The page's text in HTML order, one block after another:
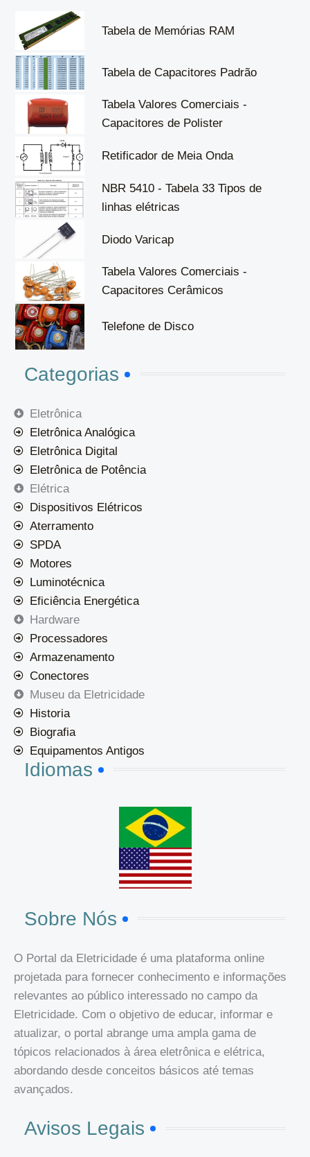
Tabela de Memórias RAM
Tabela de Capacitores Padrão
Tabela Valores Comerciais -
Capacitores de Polister
Retificador de Meia Onda
NBR 5410 - Tabela 33 Tipos de
linhas elétricas
Diodo Varicap
Tabela Valores Comerciais -
Capacitores Cerâmicos
Telefone de Disco
Categorias
Eletrônica
Eletrônica Analógica
Eletrônica Digital
Eletrônica de Potência
Elétrica
Dispositivos Elétricos
Aterramento
SPDA
Motores
Luminotécnica
Eficiência Energética
Hardware
Processadores
Armazenamento
Conectores
Museu da Eletricidade
Historia
Biografia
Equipamentos Antigos
Idiomas
Sobre Nós
O Portal da Eletricidade é uma plataforma online
projetada para fornecer conhecimento e informações
relevantes ao público interessado no campo da
Eletricidade. Com o objetivo de educar, informar e
atualizar, o portal abrange uma ampla gama de
tópicos relacionados à área eletrônica e elétrica,
abordando desde conceitos básicos até temas
avançados.
Avisos Legais